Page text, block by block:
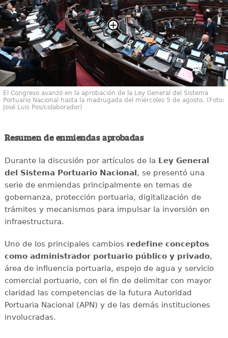
El Congreso avanzó en la aprobación de la Ley General del Sistema
Portuario Nacional hasta la madrugada del miércoles 5 de agosto. (Foto:
José Luis Pos/colaborador)
Resumen de enmiendas aprobadas
Durante la discusión por artículos de la Ley General
del Sistema Portuario Nacional, se presentó una
serie de enmiendas principalmente en temas de
gobernanza, protección portuaria, digitalización de
trámites y mecanismos para impulsar la inversión en
infraestructura.
Uno de los principales cambios redefine conceptos
como administrador portuario público y privado,
área de influencia portuaria, espejo de agua y servicio
comercial portuario, con el fin de delimitar con mayor
claridad las competencias de la futura Autoridad
Portuaria Nacional (APN) y de las demás instituciones
involucradas.